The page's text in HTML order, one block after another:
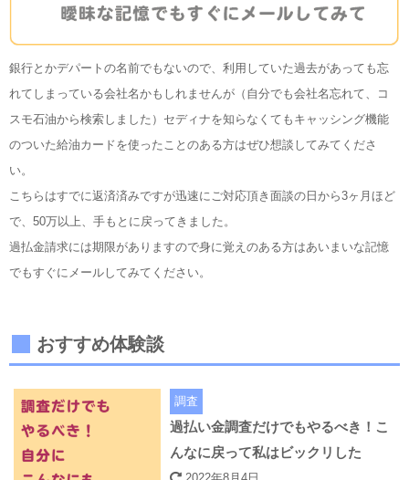
銀行とかデパートの名前でもないので、利用していた過去があっても忘
れてしまっている会社名かもしれませんが（自分でも会社名忘れて、コ
スモ石油から検索しました）セディナを知らなくてもキャッシング機能
のついた給油カードを使ったことのある方はぜひ想談してみてくださ
い。
こちらはすでに返済済みですが迅速にご対応頂き面談の日から3ヶ月ほど
で、50万以上、手もとに戻ってきました。
過払金請求には期限がありますので身に覚えのある方はあいまいな記憶
でもすぐにメールしてみてください。
おすすめ体験談
調査
過払い金調査だけでもやるべき！こ
んなに戻って私はビックリした